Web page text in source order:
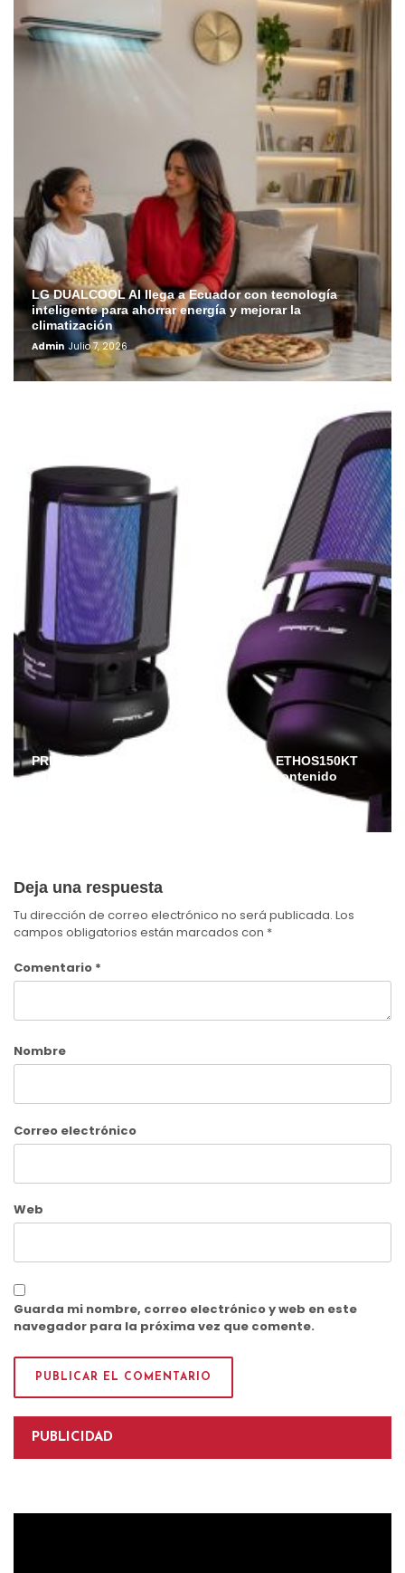
LG DUALCOOL AI llega a Ecuador con tecnología
inteligente para ahorrar energía y mejorar la
climatización
Admin Julio 7, 2026
PRIMUS lanza en Ecuador el micrófono ETHOS150KT
para streamers, gamers y creadores de contenido
Deja una respuesta
Tu dirección de correo electrónico no será publicada. Los
campos obligatorios están marcados con *
Comentario *
Nombre
Correo electrónico
Web
Guarda mi nombre, correo electrónico y web en este
navegador para la próxima vez que comente.
PUBLICIDAD